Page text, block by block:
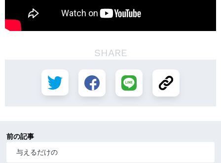
SHARE
前の記事
与えるだけの